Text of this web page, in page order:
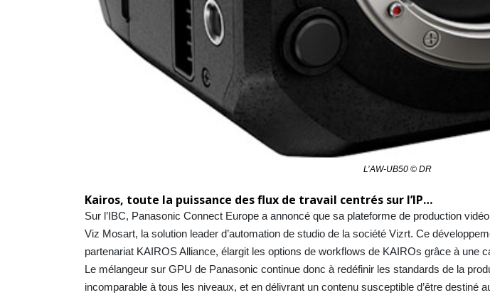
L’AW-UB50 © DR
Kairos, toute la puissance des flux de travail centrés sur l’IP…
Sur l’IBC, Panasonic Connect Europe a annoncé que sa plateforme de production
Viz Mosart, la solution leader d’automation de studio de la société Vizrt. Ce
partenariat KAIROS Alliance, élargit les options de workflows de KAIROs grâce à une
Le mélangeur sur GPU de Panasonic continue donc à redéfinir les standards de la
incomparable à tous les niveaux, et en délivrant un contenu susceptible d’être destiné